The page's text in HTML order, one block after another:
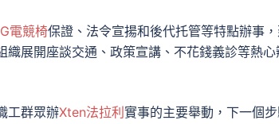
電競椅保證、法令宣揚和後代托管等特點辦事
展開座談交通、政策宣講、不花錢義診等熱
工群眾辦Xten法拉利 實事的主要舉動，下一個